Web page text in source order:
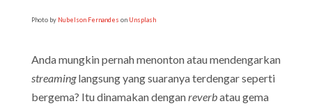
Photo by Nubelson Fernandes on Unsplash
Anda mungkin pernah menonton atau mendengarkan
streaminglangsung yang suaranya terdengar seperti
bergema? Itu dinamakan denganreverbatau gema